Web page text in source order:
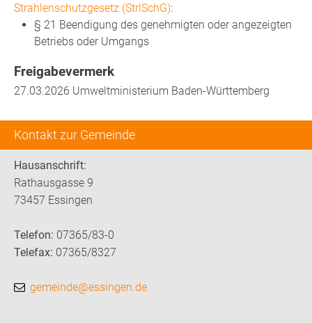
Kontakt zur Gemeinde
Hausanschrift:
Rathausgasse 9
73457 Essingen
Telefon: 07365/83-0
Telefax: 07365/8327
gemeinde@essingen.de
Strahlenschutzgesetz (StrlSchG):
§ 21 Beendigung des genehmigten oder angezeigten
Betriebs oder Umgangs
Freigabevermerk
27.03.2026 Umweltministerium Baden-Württemberg